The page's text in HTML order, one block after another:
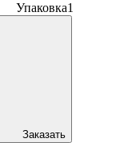
Упаковка1
Заказать